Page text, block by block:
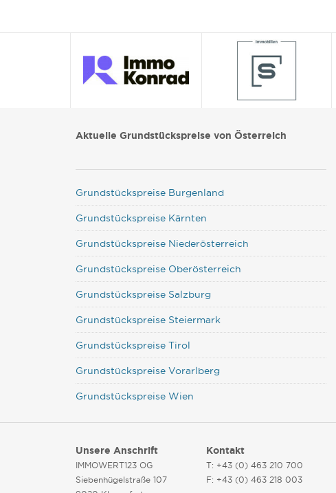
Aktuelle Grundstückspreise von Österreich
Grundstückspreise Burgenland
Grundstückspreise Kärnten
Grundstückspreise Niederösterreich
Grundstückspreise Oberösterreich
Grundstückspreise Salzburg
Grundstückspreise Steiermark
Grundstückspreise Tirol
Grundstückspreise Vorarlberg
Grundstückspreise Wien
Unsere Anschrift
IMMOWERT123 OG
Siebenhügelstraße 107
Kontakt
T: +43 (0) 463 210 700
F: +43 (0) 463 218 003